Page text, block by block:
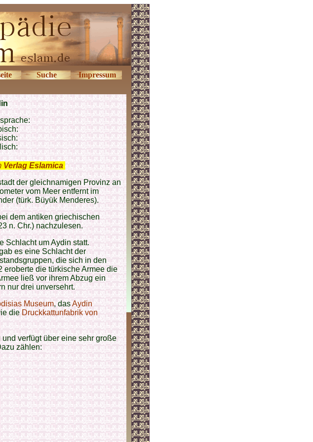
Suche Impressum
Verlag Eslamica
der gleichnamigen Provinz an
vom Meer entfernt im
(türk. Büyük Menderes).
dem antiken griechischen
n. Chr.) nachzulesen.
Schlacht um Aydin statt.
es eine Schlacht der
die sich in den
eroberte die türkische Armee die
ließ vor ihrem Abzug ein
nur drei unversehrt.
Museum, dasAydin
dieDruckkattunfabrik von
verfügt über eine sehr große
zählen: